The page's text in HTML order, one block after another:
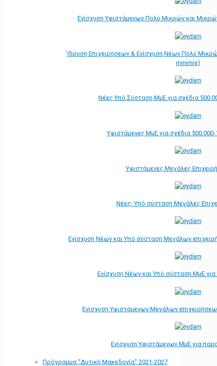
Ενίσχυση Υφιστάμενων Πολύ Μικρών και
Ίδρυση Επιχειρήσεων & Ενίσχυση Νέων Πολύ
minimis)
Νέες Υπό Σύσταση ΜμΕ για σχέδια
Υφιστάμενες ΜμΕ για σχέδια
Υφιστάμενες Μεγάλες
Νέες- Υπό σύσταση Μεγάλες
Ενίσχυση Νέων και Υπό σύσταση Μεγάλων
Ενίσχυση Νέων και Υπό σύσταση ΜμΕ
Ενίσχυση Υφιστάμενων Μεγάλων
Ενίσχυση Υφιστάμενων ΜμΕ για
Πρόγραμμα “Δυτική Μακεδονία” 2021-2027